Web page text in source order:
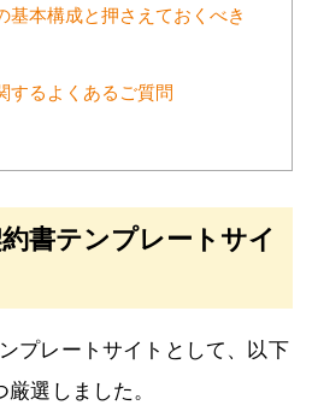
基本構成と押さえておくべき
するよくあるご質問
書テンプレートサイ
プレートサイトとして、以下
選しました。